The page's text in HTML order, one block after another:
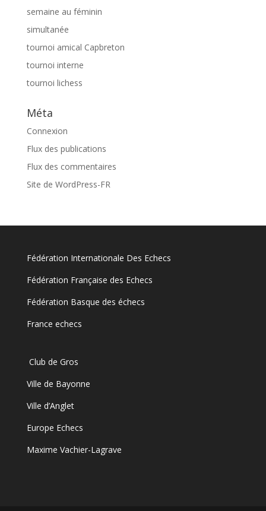
semaine au féminin
simultanée
tournoi amical Capbreton
tournoi interne
tournoi lichess
Méta
Connexion
Flux des publications
Flux des commentaires
Site de WordPress-FR
Fédération Internationale Des Echecs
Fédération Française des Echecs
Fédération Basque des échecs
France echecs
Club de Gros
Ville de Bayonne
Ville d’Anglet
Europe Echecs
Maxime Vachier-Lagrave